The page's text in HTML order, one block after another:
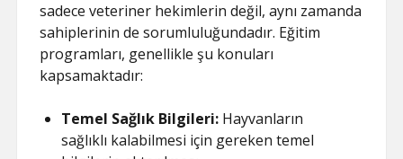
sadece veteriner hekimlerin değil, aynı zamanda
sahiplerinin de sorumluluğundadır. Eğitim
programları, genellikle şu konuları
kapsamaktadır:
Temel Sağlık Bilgileri: Hayvanların
sağlıklı kalabilmesi için gereken temel